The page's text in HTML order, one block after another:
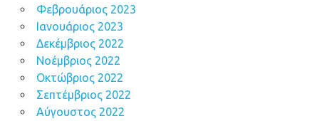
Φεβρουάριος 2023
Ιανουάριος 2023
Δεκέμβριος 2022
Νοέμβριος 2022
Οκτώβριος 2022
Σεπτέμβριος 2022
Αύγουστος 2022